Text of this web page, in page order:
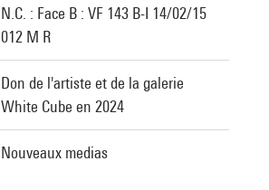
N.C. : Face B : VF 143 B-I 14/02/15
012 M R
Don de l'artiste et de la galerie
White Cube en 2024
Nouveaux medias